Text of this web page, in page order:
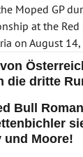
die dritte
Bull
und Moore!